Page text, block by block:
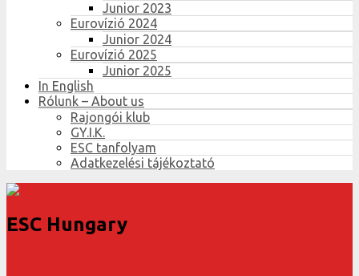
Junior 2023
Eurovízió 2024
Junior 2024
Eurovízió 2025
Junior 2025
In English
Rólunk – About us
Rajongói klub
GY.I.K.
ESC tanfolyam
Adatkezelési tájékoztató
ESC Hungary